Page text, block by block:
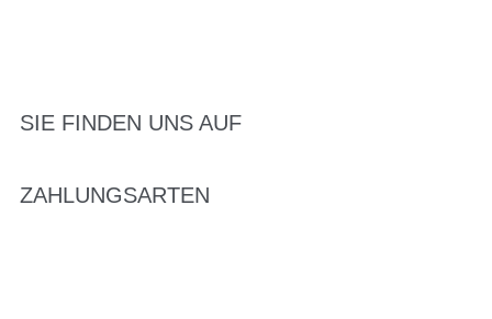
SIE FINDEN UNS AUF
ZAHLUNGSARTEN